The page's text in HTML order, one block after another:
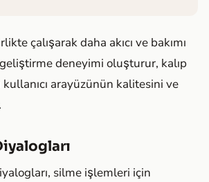
çalışarak daha akıcı ve bakımı
deneyimi oluşturur, kalıp
kullanıcı arayüzünün kalitesini ve
silme işlemleri için